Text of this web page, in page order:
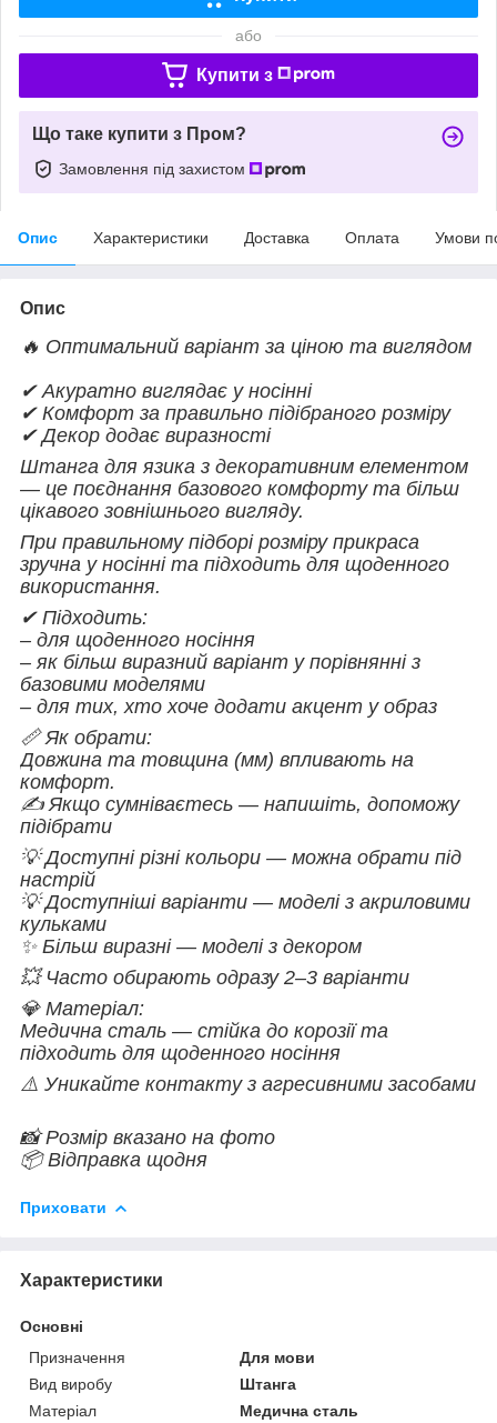
або
Купити з
Що таке купити з Пром?
Замовлення під захистом
Опис Характеристики Доставка Оплата Умови
Опис
🔥 Оптимальний варіант за ціною та виглядом
✔ Акуратно виглядає у носінні
✔ Комфорт за правильно підібраного розміру
✔ Декор додає виразності
Штанга для язика з декоративним елементом
— це поєднання базового комфорту та більш
цікавого зовнішнього вигляду.
При правильному підборі розміру прикраса
зручна у носінні та підходить для щоденного
використання.
✔ Підходить:
– для щоденного носіння
– як більш виразний варіант у порівнянні з
базовими моделями
– для тих, хто хоче додати акцент у образ
📏 Як обрати:
Довжина та товщина (мм) впливають на
комфорт.
✍️ Якщо сумніваєтесь — напишіть, допоможу
підібрати
💡 Доступні різні кольори — можна обрати під
настрій
💡 Доступніші варіанти — моделі з акриловими
кульками
✨ Більш виразні — моделі з декором
💥 Часто обирають одразу 2–3 варіанти
💎 Матеріал:
Медична сталь — стійка до корозії та
підходить для щоденного носіння
⚠️ Уникайте контакту з агресивними засобами
📸 Розмір вказано на фото
📦 Відправка щодня
Приховати
Характеристики
Основні
Призначення
Для мови
Вид виробу
Штанга
Матеріал
Медична сталь